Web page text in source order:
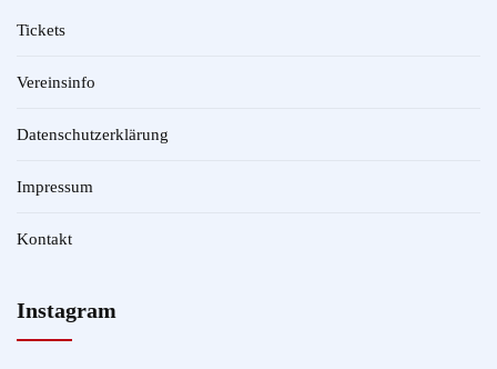
Tickets
Vereinsinfo
Datenschutzerklärung
Impressum
Kontakt
Instagram